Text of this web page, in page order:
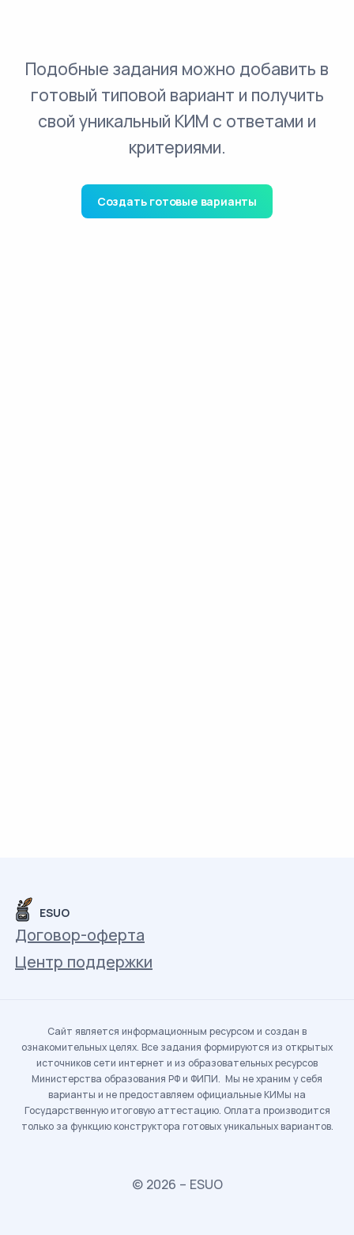
Подобные задания можно добавить в
готовый типовой вариант и получить
свой уникальный КИМ с ответами и
критериями.
Создать готовые варианты
ESUO
Договор-оферта
Центр поддержки
Сайт является информационным ресурсом и создан в
ознакомительных целях. Все задания формируются из открытых
источников сети интернет и из образовательных ресурсов
Министерства образования РФ и ФИПИ. Мы не храним у себя
варианты и не предоставляем официальные КИМы на
Государственную итоговую аттестацию. Оплата производится
только за функцию конструктора готовых уникальных вариантов.
© 2026 – ESUO